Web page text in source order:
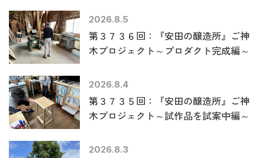
2026.8.5
第３７３６回：『安田の醸造所』ご神
木プロジェクト～プロダクト完成編～
2026.8.4
第３７３５回：『安田の醸造所』ご神
木プロジェクト～試作品を試案中編～
2026.8.3